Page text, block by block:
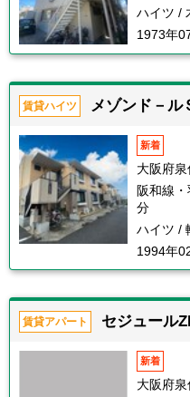
ハイツ /
1973年
賃貸ハイツ メゾンド－ル
新着
大阪府
阪和線
分
ハイツ /
1994年
賃貸アパート セジュール
新着
大阪府